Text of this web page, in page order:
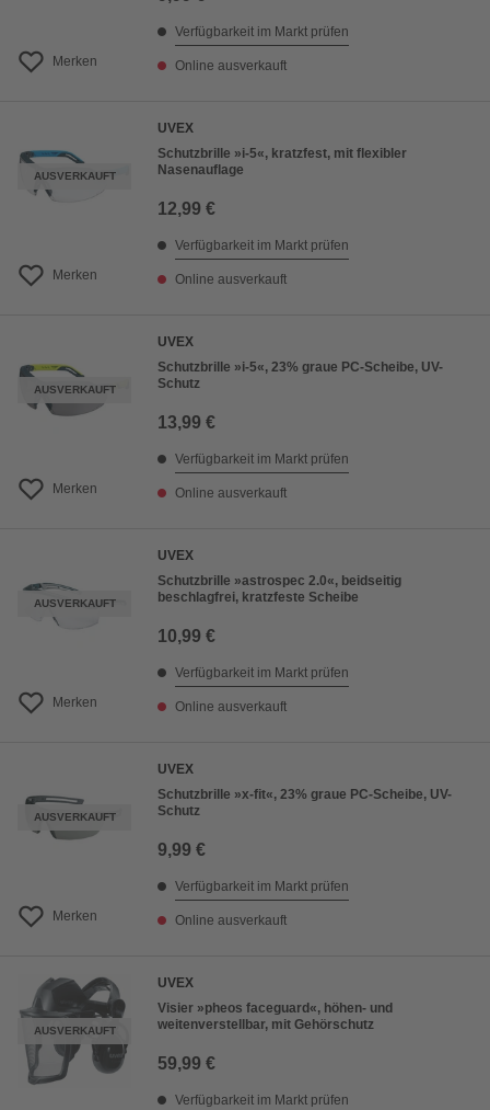
Merken
Verfügbarkeit im Markt prüfen
Online ausverkauft
AUSVERKAUFT
Merken
UVEX
Schutzbrille »i-5«, kratzfest, mit flexibler
Nasenauflage
12,99 €
Verfügbarkeit im Markt prüfen
Online ausverkauft
AUSVERKAUFT
Merken
UVEX
Schutzbrille »i-5«, 23% graue PC-Scheibe, UV-
Schutz
13,99 €
Verfügbarkeit im Markt prüfen
Online ausverkauft
AUSVERKAUFT
Merken
UVEX
Schutzbrille »astrospec 2.0«, beidseitig
beschlagfrei, kratzfeste Scheibe
10,99 €
Verfügbarkeit im Markt prüfen
Online ausverkauft
AUSVERKAUFT
Merken
UVEX
Schutzbrille »x-fit«, 23% graue PC-Scheibe, UV-
Schutz
9,99 €
Verfügbarkeit im Markt prüfen
Online ausverkauft
AUSVERKAUFT
UVEX
Visier »pheos faceguard«, höhen- und
weitenverstellbar, mit Gehörschutz
59,99 €
Verfügbarkeit im Markt prüfen